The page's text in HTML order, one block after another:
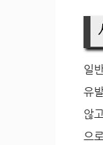
일
유
않
으